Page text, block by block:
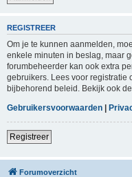
REGISTREER
Om je te kunnen aanmelden,
enkele minuten in beslag, maar
forumbeheerder kan ook extra
gebruikers. Lees voor registratie
bijbehorend beleid. Bekijk ook
Gebruikersvoorwaarden |
Registreer
Forumoverzicht